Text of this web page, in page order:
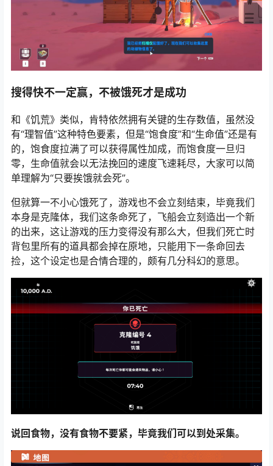
搜得快不一定赢，不被饿死才是成功
和《饥荒》类似，肯特依然拥有关键的生存数值，虽然没
有“理智值”这种特色要素，但是“饱食度”和“生命值”还是有
的，饱食度拉满了可以获得属性加成，而饱食度一旦归
零，生命值就会以无法挽回的速度飞速耗尽，大家可以简
单理解为“只要挨饿就会死”。
但就算一不小心饿死了，游戏也不会立刻结束，毕竟我们
本身是克隆体，我们这条命死了，飞船会立刻造出一个新
的出来，这让游戏的压力变得没有那么大，但我们死亡时
背包里所有的道具都会掉在原地，只能用下一条命回去
捡，这个设定也是合情合理的，颇有几分科幻的意思。
说回食物，没有食物不要紧，毕竟我们可以到处采集。